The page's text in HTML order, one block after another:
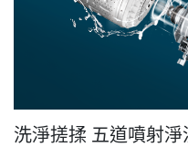
洗淨搓揉 五道噴射淨